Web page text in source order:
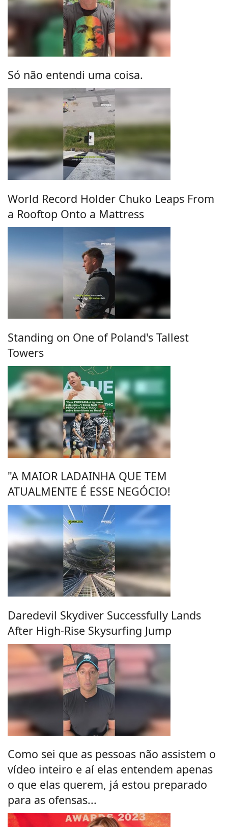
Só não entendi uma coisa.
World Record Holder Chuko Leaps From
a Rooftop Onto a Mattress
Standing on One of Poland's Tallest
Towers
"A MAIOR LADAINHA QUE TEM
ATUALMENTE É ESSE NEGÓCIO!
Daredevil Skydiver Successfully Lands
After High-Rise Skysurfing Jump
Como sei que as pessoas não assistem o
vídeo inteiro e aí elas entendem apenas
o que elas querem, já estou preparado
para as ofensas...